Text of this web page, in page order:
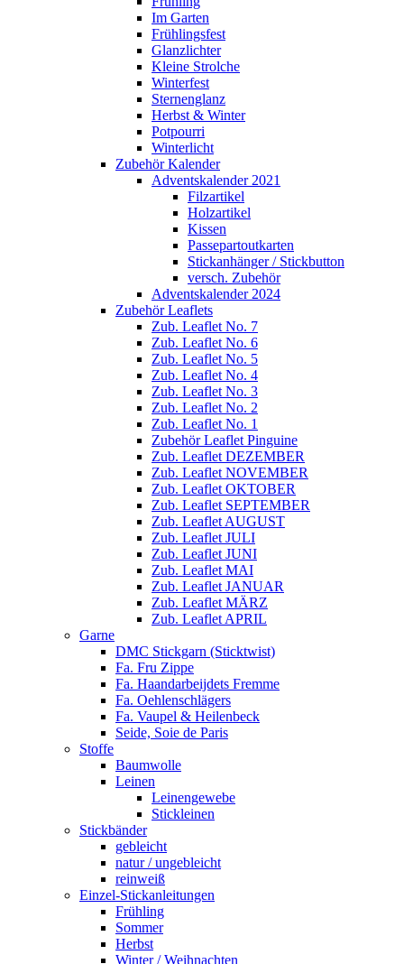
Im Garten
Frühlingsfest
Glanzlichter
Kleine Strolche
Winterfest
Sternenglanz
Herbst & Winter
Potpourri
Winterlicht
Zubehör Kalender
Adventskalender 2021
Filzartikel
Holzartikel
Kissen
Passepartoutkarten
Stickanhänger / Stickbutton
versch. Zubehör
Adventskalender 2024
Zubehör Leaflets
Zub. Leaflet No. 7
Zub. Leaflet No. 6
Zub. Leaflet No. 5
Zub. Leaflet No. 4
Zub. Leaflet No. 3
Zub. Leaflet No. 2
Zub. Leaflet No. 1
Zubehör Leaflet Pinguine
Zub. Leaflet DEZEMBER
Zub. Leaflet NOVEMBER
Zub. Leaflet OKTOBER
Zub. Leaflet SEPTEMBER
Zub. Leaflet AUGUST
Zub. Leaflet JULI
Zub. Leaflet JUNI
Zub. Leaflet MAI
Zub. Leaflet JANUAR
Zub. Leaflet MÄRZ
Zub. Leaflet APRIL
Garne
DMC Stickgarn (Sticktwist)
Fa. Fru Zippe
Fa. Haandarbeijdets Fremme
Fa. Oehlenschlägers
Fa. Vaupel & Heilenbeck
Seide, Soie de Paris
Stoffe
Baumwolle
Leinen
Leinengewebe
Stickleinen
Stickbänder
gebleicht
natur / ungebleicht
reinweiß
Einzel-Stickanleitungen
Frühling
Sommer
Herbst
Winter / Weihnachten